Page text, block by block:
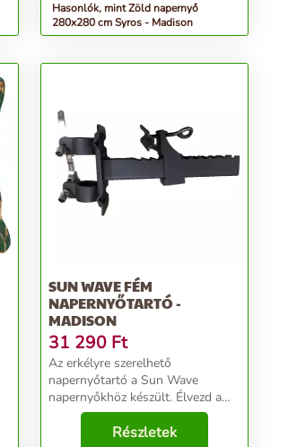
Hasonlók, mint Zöld napernyő
280x280 cm Syros - Madison
SUN WAVE FÉM
NAPERNYŐTARTÓ -
MADISON
31 290 Ft
Az erkélyre szerelhető
napernyőtartó a Sun Wave
napernyőkhöz készült. Élvezd a
nyarat a Madison márkával!...
Részletek